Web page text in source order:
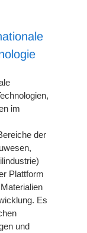
im
der
Plattform
Es
und